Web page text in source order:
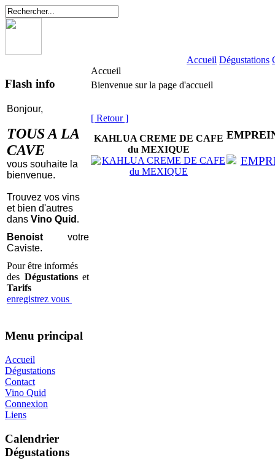
Accueil Dégustations
Flash info
Bonjour,
TOUS A LA
CAVE
vous souhaite la
bienvenue.
Trouvez vos vins
et bien d'autres
dans Vino Quid .
Benoistvotre
Caviste.
Pour être informés
des Dégustationset
Tarifs
enregistrez vous
Menu principal
Accueil
Dégustations
Contact
Vino Quid
Connexion
Liens
Calendrier
Dégustations
Accueil
Bienvenue sur la page d'accueil
[ Retour ]
KAHLUA CREME DE CAFE
du MEXIQUE